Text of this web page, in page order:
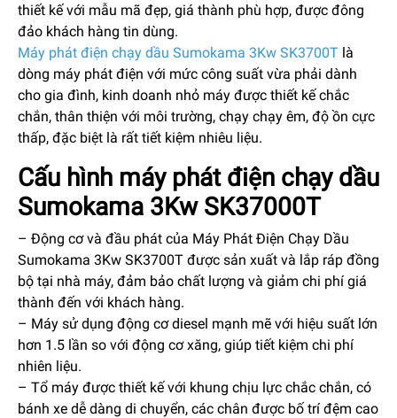
thiết kế với mẫu mã đẹp, giá thành phù hợp, được đông
đảo khách hàng tin dùng.
Máy phát điện chạy dầu Sumokama 3Kw SK3700T là
dòng máy phát điện với mức công suất vừa phải dành
cho gia đình, kinh doanh nhỏ máy được thiết kế chắc
chắn, thân thiện với môi trường, chạy chạy êm, độ ồn cực
thấp, đặc biệt là rất tiết kiệm nhiêu liệu.
Cấu hình máy phát điện chạy dầu
Sumokama 3Kw SK37000T
– Động cơ và đầu phát của Máy Phát Điện Chạy Dầu
Sumokama 3Kw SK3700T được sản xuất và lắp ráp đồng
bộ tại nhà máy, đảm bảo chất lượng và giảm chi phí giá
thành đến với khách hàng.
– Máy sử dụng động cơ diesel mạnh mẽ với hiệu suất lớn
hơn 1.5 lần so với động cơ xăng, giúp tiết kiệm chi phí
nhiên liệu.
– Tổ máy được thiết kế với khung chịu lực chắc chắn, có
bánh xe dễ dàng di chuyển, các chân được bố trí đệm cao